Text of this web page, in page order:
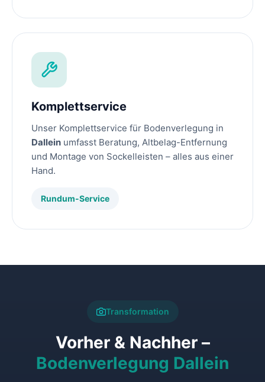
Komplettservice
Unser Komplettservice für Bodenverlegung in
Dallein umfasst Beratung, Altbelag-Entfernung
und Montage von Sockelleisten – alles aus einer
Hand.
Rundum-Service
Transformation
Vorher & Nachher –
Bodenverlegung Dallein